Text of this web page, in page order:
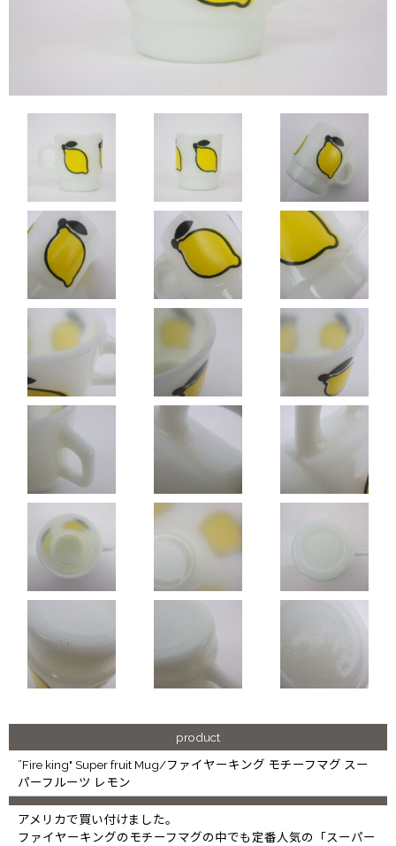
product
”Fire king" Super fruit Mug/ファイヤーキング モチーフマグ スー
パーフルーツ レモン
アメリカで買い付けました。
ファイヤーキングのモチーフマグの中でも定番人気の「スーパー